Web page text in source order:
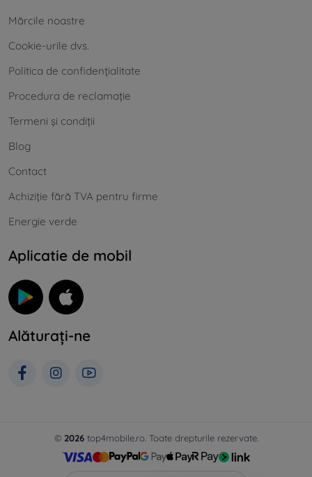
Mărcile noastre
Cookie-urile dvs.
Politica de confidențialitate
Procedura de reclamație
Termeni și condiții
Blog
Contact
Achiziție fără TVA pentru firme
Energie verde
Aplicatie de mobil
Alăturați-ne
© 2026top4mobile.ro. Toate drepturile rezervate.